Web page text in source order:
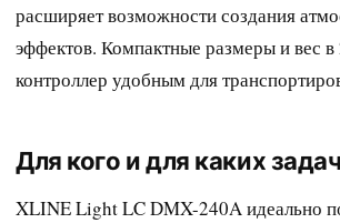
расширяет возможности создания
эффектов. Компактные размеры и вес в
контроллер удобным для
Для кого и для каких задач
XLINE Light LC DMX-240A идеально